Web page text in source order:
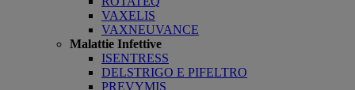
VAXELIS
VAXNEUVANCE
Malattie Infettive
ISENTRESS
DELSTRIGO E PIFELTRO
PREVYMIS